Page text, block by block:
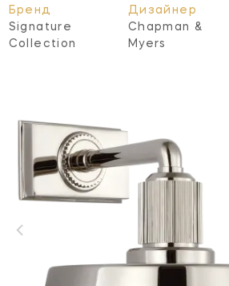
Бренд
Signature
Collection
Дизайнер
Chapman &
Myers